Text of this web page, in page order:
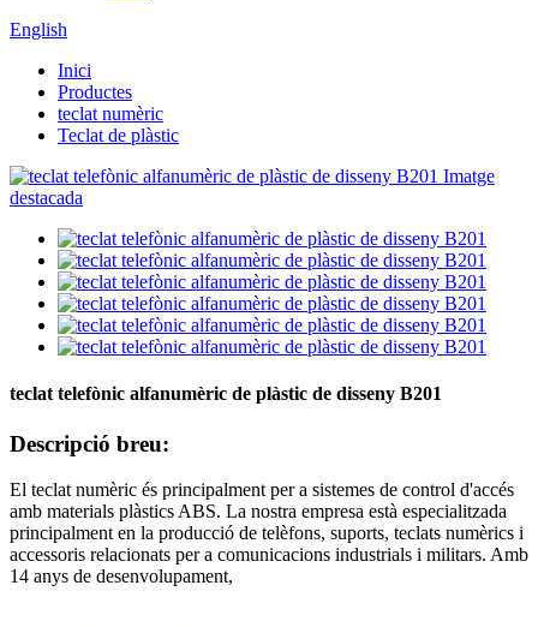
English
Inici
Productes
teclat numèric
Teclat de plàstic
teclat telefònic alfanumèric de plàstic de disseny B201
Descripció breu:
El teclat numèric és principalment per a sistemes de control d'accés
amb materials plàstics ABS. La nostra empresa està especialitzada
principalment en la producció de telèfons, suports, teclats numèrics i
accessoris relacionats per a comunicacions industrials i militars. Amb
14 anys de desenvolupament,